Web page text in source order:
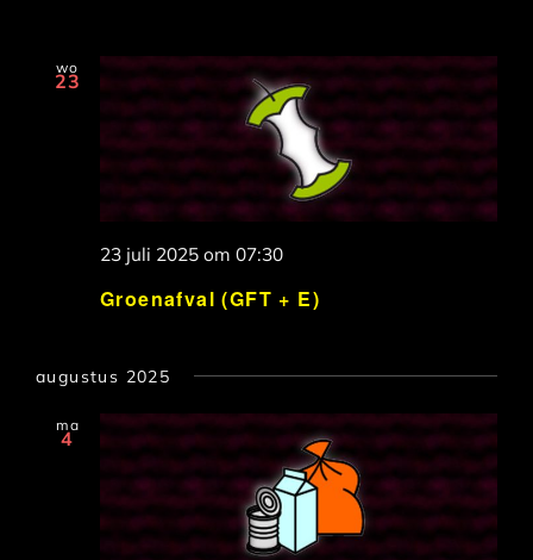
wo
23
Groenafval (GFT + E)
23 juli 2025 om 07:30
augustus 2025
ma
4